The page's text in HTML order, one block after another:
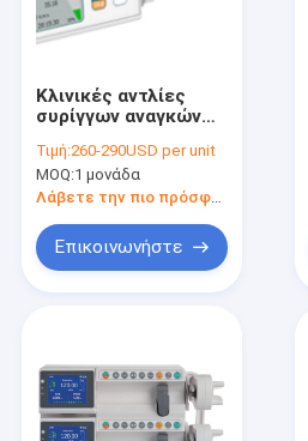
Περίπου εμείς
Κλινικές αντλίες
συρίγγων αναγκών
χαμηλό συναγερμό
μπαταριών
Τιμή:260-290USD per unit
MOQ:1 μονάδα
Λάβετε την πιο πρόσφατη τιμή
Επικοινωνήστε